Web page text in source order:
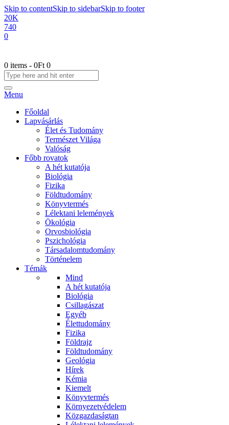
Skip to contentSkip to sidebarSkip to footer
20K
740
0
0 items - 0Ft 0
Menu
Főoldal
Lapvásárlás
Élet és Tudomány
Természet Világa
Valóság
Főbb rovatok
A hét kutatója
Biológia
Fizika
Földtudomány
Könyvtermés
Lélektani lelemények
Ökológia
Orvosbiológia
Pszichológia
Társadalomtudomány
Történelem
Témák
Mind
A hét kutatója
Biológia
Csillagászat
Egyéb
Élettudomány
Fizika
Földrajz
Földtudomány
Geológia
Hírek
Kémia
Kiemelt
Könyvtermés
Környezetvédelem
Közgazdaságtan